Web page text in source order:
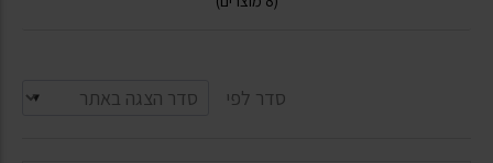
סדר לפי